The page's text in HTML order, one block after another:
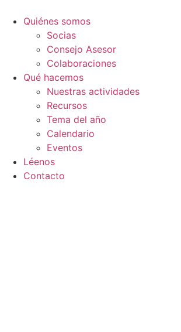
contenido
Quiénes somos
Socias
Consejo Asesor
Colaboraciones
Qué hacemos
Nuestras actividades
Recursos
Tema del año
Calendario
Eventos
Léenos
Contacto